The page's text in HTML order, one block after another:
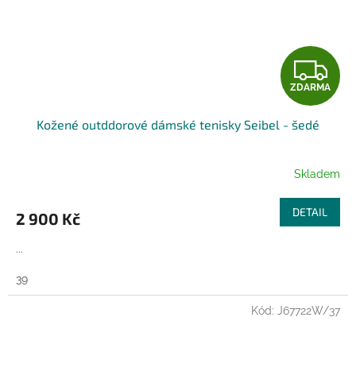
Z
D
R
M
A
ZDARMA
Kožené outddorové dámské tenisky Seibel - šedé
Skladem
2 900 Kč DETAIL
...
39
Kód: J67722W/37